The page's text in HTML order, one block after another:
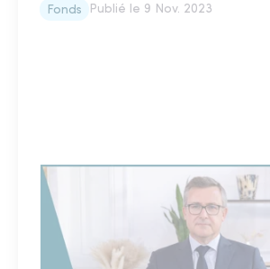
Fonds Publié le 9 Nov. 2023